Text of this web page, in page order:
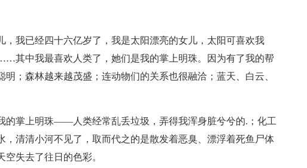
，我已经四十六亿岁了，我是太阳漂亮的女儿，太阳可喜欢我
其中我最喜欢人类了，她们是我的掌上明珠。因为有了我的帮
；森林越来越茂盛；连动物们的关系也很融洽；蓝天、白云、
的掌上明珠——人类经常乱丢垃圾，弄得我浑身脏兮兮的.；化工
，清清小河不见了，取而代之的是散发着恶臭、漂浮着死鱼尸体
失去了往日的色彩。